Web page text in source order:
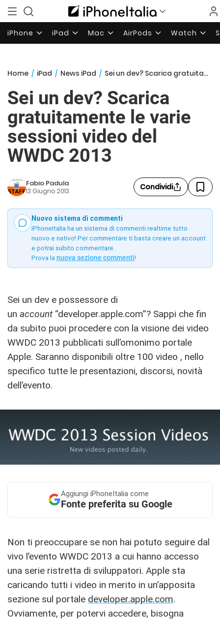
iPhone iPad Mac AirPods Watch
Home / iPad / News iPad / Sei un dev? Scarica gratuitamente le varie sessioni video del WWDC 2013
Sei un dev? Scarica
gratuitamente le varie
sessioni video del
WWDC 2013
Fabio Padula
13 Giugno 2013 Condividi
Nuovo sistema di commenti
iPhoneItalia ha un sistema di commenti realtime tutto
nuovo e nativo! Per commentare ti basta creare un account
e potrai subito commentare.
Prova la nuova sezione commenti!
Sei un dev e possessore di
un account “developer.apple.com”? Sappi che fin
da subito puoi procedere con la visione dei video
WWDC 2013 pubblicati sull’omonimo portale
Apple. Saranno disponibili oltre 100 video , nello
specifico tutte le presentazioni, discorsi, novità
dell’evento.
Aggiungi iPhoneItalia come
Fonte preferita su Google
Non ti preoccupare se non hai potuto seguire dal
vivo l’evento WWDC 2013 a cui hanno accesso
una serie ristretta di sviluppatori. Apple sta
caricando tutti i video in merito in un’apposita
sezione sul portale developer.apple.com.
Ovviamente, per potervi accedere, bisogna